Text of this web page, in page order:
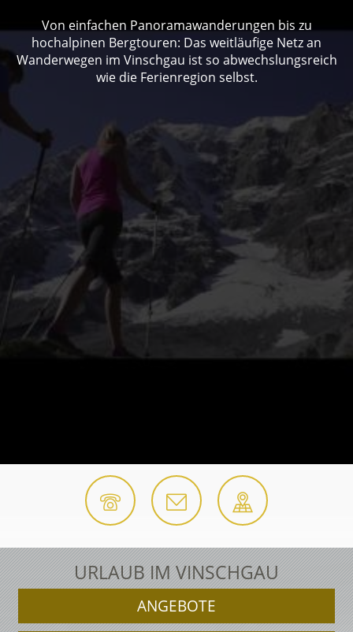
Von einfachen Panoramawanderungen bis zu
hochalpinen Bergtouren: Das weitläufige Netz an
Wanderwegen im Vinschgau ist so abwechslungsreich
wie die Ferienregion selbst.
URLAUB IM VINSCHGAU
ANGEBOTE